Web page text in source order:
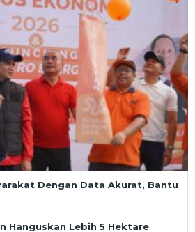
Dengan Data Akurat, Bantu
Hanguskan Lebih 5 Hektare